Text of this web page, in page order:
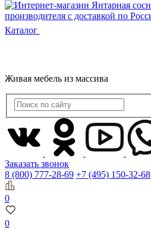
Каталог
Живая мебель из массива
Заказать звонок
8 (800) 777-28-69 +7 (495) 150-32-68
0
0